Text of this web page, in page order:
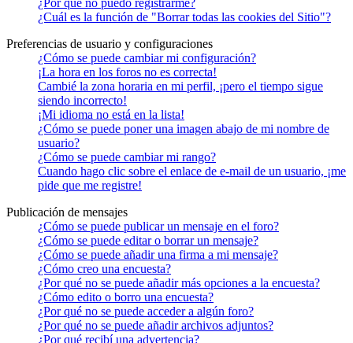
¿Cuál es la función de "Borrar todas las cookies del Sitio"?
Preferencias de usuario y configuraciones
¿Cómo se puede cambiar mi configuración?
¡La hora en los foros no es correcta!
Cambié la zona horaria en mi perfil, ¡pero el tiempo sigue
siendo incorrecto!
¡Mi idioma no está en la lista!
¿Cómo se puede poner una imagen abajo de mi nombre de
usuario?
¿Cómo se puede cambiar mi rango?
Cuando hago clic sobre el enlace de e-mail de un usuario, ¡me
pide que me registre!
Publicación de mensajes
¿Cómo se puede publicar un mensaje en el foro?
¿Cómo se puede editar o borrar un mensaje?
¿Cómo se puede añadir una firma a mi mensaje?
¿Cómo creo una encuesta?
¿Por qué no se puede añadir más opciones a la encuesta?
¿Cómo edito o borro una encuesta?
¿Por qué no se puede acceder a algún foro?
¿Por qué no se puede añadir archivos adjuntos?
¿Por qué recibí una advertencia?